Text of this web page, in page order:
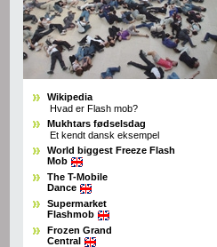
Wikipedia
Hvad er Flash mob?
Mukhtars fødselsdag
Et kendt dansk eksempel
World biggest Freeze Flash
Mob
The T-Mobile
Dance
Supermarket
Flashmob
Frozen Grand
Central